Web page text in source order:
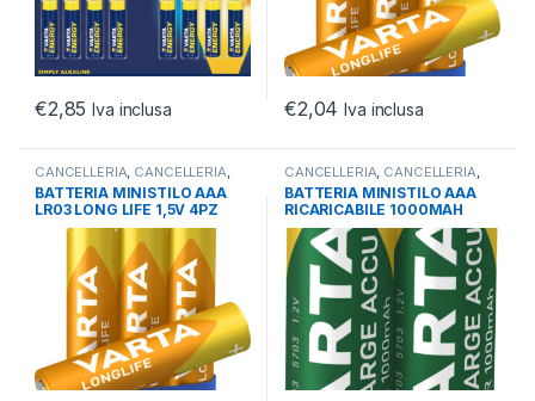
€2,85 Iva inclusa €2,04 Iva inclusa
CANCELLERIA CANCELLERIA
OFFICE
BATTERIA MINISTILO AAA
LR03 LONG LIFE 1,5V 4PZ
CANCELLERIA CANCELLERIA
OFFICE
BATTERIA MINISTILO AAA
RICARICABILE 1000MAH
CONF.BLISTER 2PZ